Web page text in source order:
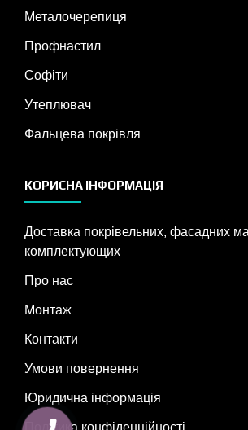
Металочерепиця
Профнастил
Софіти
Утеплювач
Фальцева покрівля
КОРИСНА ІНФОРМАЦІЯ
Доставка покрівельних, фасадних
комплектующих
Про нас
Монтаж
Контакти
Умови повернення
Юридична інформація
Політика конфіденційності